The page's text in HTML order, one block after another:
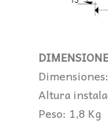
Altura
Peso: 1,8 Kg